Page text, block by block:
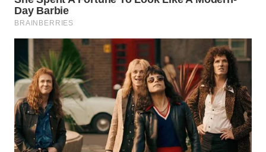
ADVOKAT
WAHANA
INFRASTRUKTUR
WAHANA
KONSUMEN
WAHANA
LISTRIK